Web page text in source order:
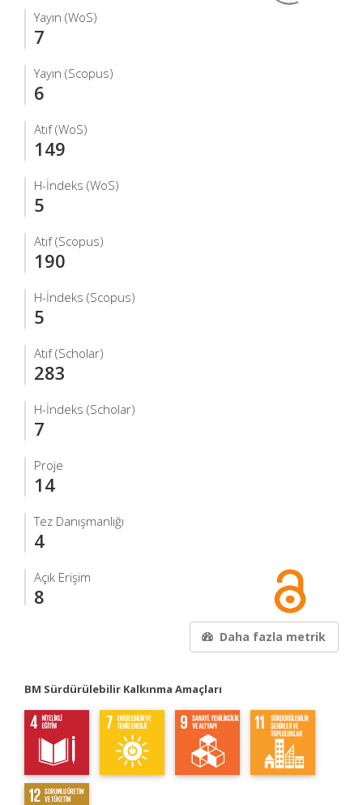
Yayın (WoS)
7
Yayın (Scopus)
6
Atıf (WoS)
149
H-İndeks (WoS)
5
Atıf (Scopus)
190
H-İndeks (Scopus)
5
Atıf (Scholar)
283
H-İndeks (Scholar)
7
Proje
14
Tez Danışmanlığı
4
Açık Erişim
8
Daha fazla metrik
BM Sürdürülebilir Kalkınma Amaçları